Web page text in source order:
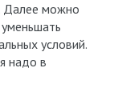
Далее можно
условий.
надо в